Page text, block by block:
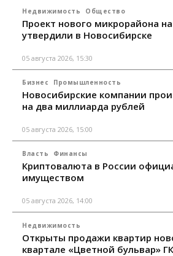
Недвижимость Общество
Проект нового микрорайона
утвердили в Новосибирске
05 августа 2026, 15:30
Бизнес Промышленность
Новосибирские компании
на два миллиарда рублей
05 августа 2026, 15:00
Власть Финансы
Криптовалюта в России
имуществом
05 августа 2026, 14:00
Недвижимость
Открыты продажи квартир
квартале «Цветной бульвар»